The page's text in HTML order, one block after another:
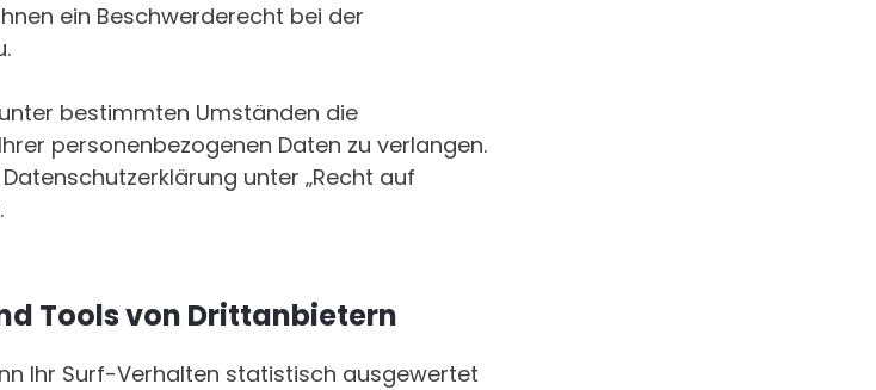
ein Beschwerderecht bei der
bestimmten Umständen die
personenbezogenen Daten zu verlangen.
unter „Recht auf
Tools von Drittanbietern
Ihr Surf-Verhalten statistisch ausgewertet